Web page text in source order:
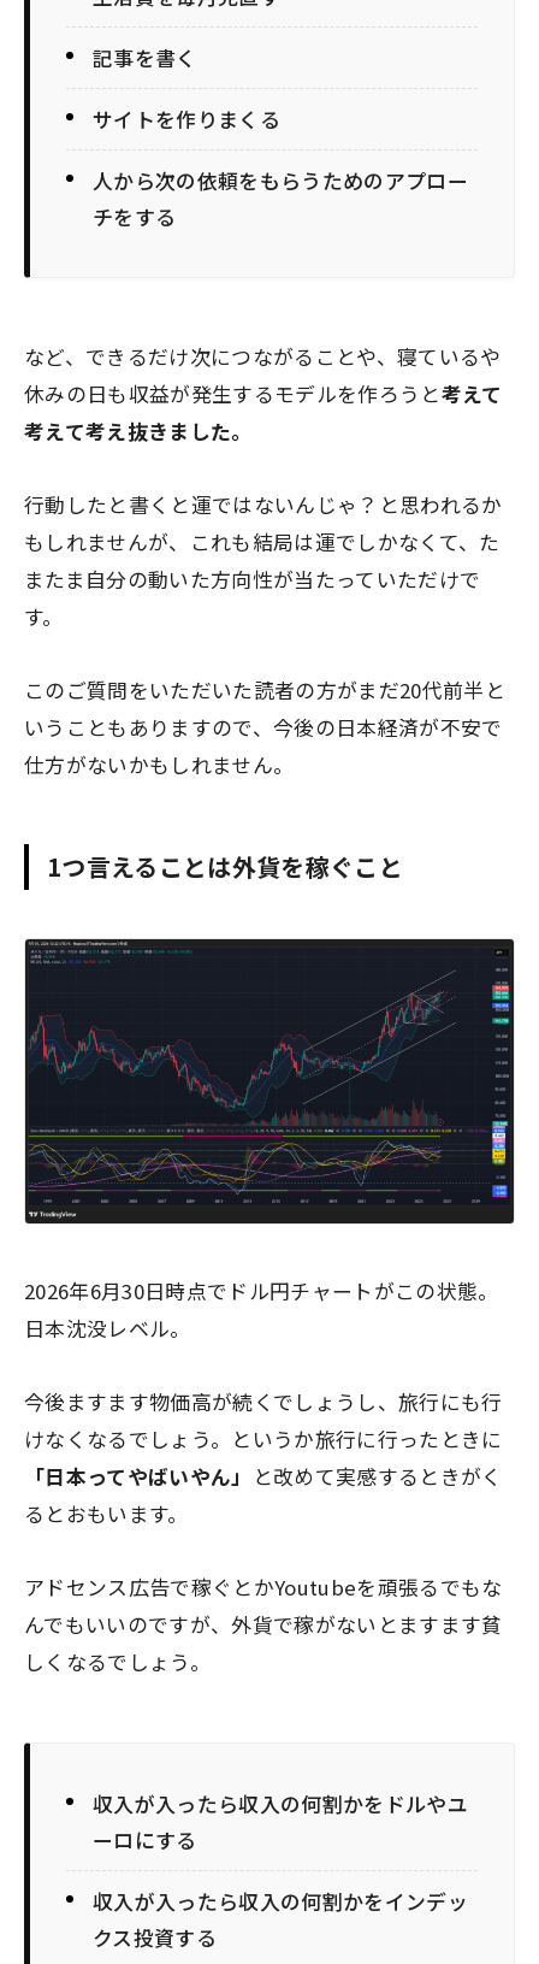
記事を書く
サイトを作りまくる
人から次の依頼をもらうためのアプロー
チをする
など、できるだけ次につながることや、寝ているや
休みの日も収益が発生するモデルを作ろうと考えて
考えて考え抜きました。
行動したと書くと運ではないんじゃ？と思われるか
もしれませんが、これも結局は運でしかなくて、た
またま自分の動いた方向性が当たっていただけで
す。
このご質問をいただいた読者の方がまだ20代前半と
いうこともありますので、今後の日本経済が不安で
仕方がないかもしれません。
1つ言えることは外貨を稼ぐこと
2026年6月30日時点でドル円チャートがこの状態。
日本沈没レベル。
今後ますます物価高が続くでしょうし、旅行にも行
けなくなるでしょう。というか旅行に行ったときに
「日本ってやばいやん」
と改めて実感するときがく
るとおもいます。
アドセンス広告で稼ぐとかYoutubeを頑張るでもな
んでもいいのですが、外貨で稼がないとますます貧
しくなるでしょう。
収入が入ったら収入の何割かをドルやユ
ーロにする
収入が入ったら収入の何割かをインデッ
クス投資する